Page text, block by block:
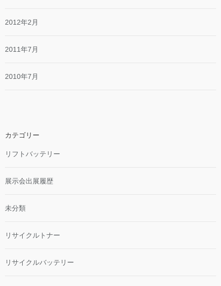
2012年2月
2011年7月
2010年7月
カテゴリー
リフトバッテリー
展示会出展履歴
未分類
リサイクルトナー
リサイクルバッテリー